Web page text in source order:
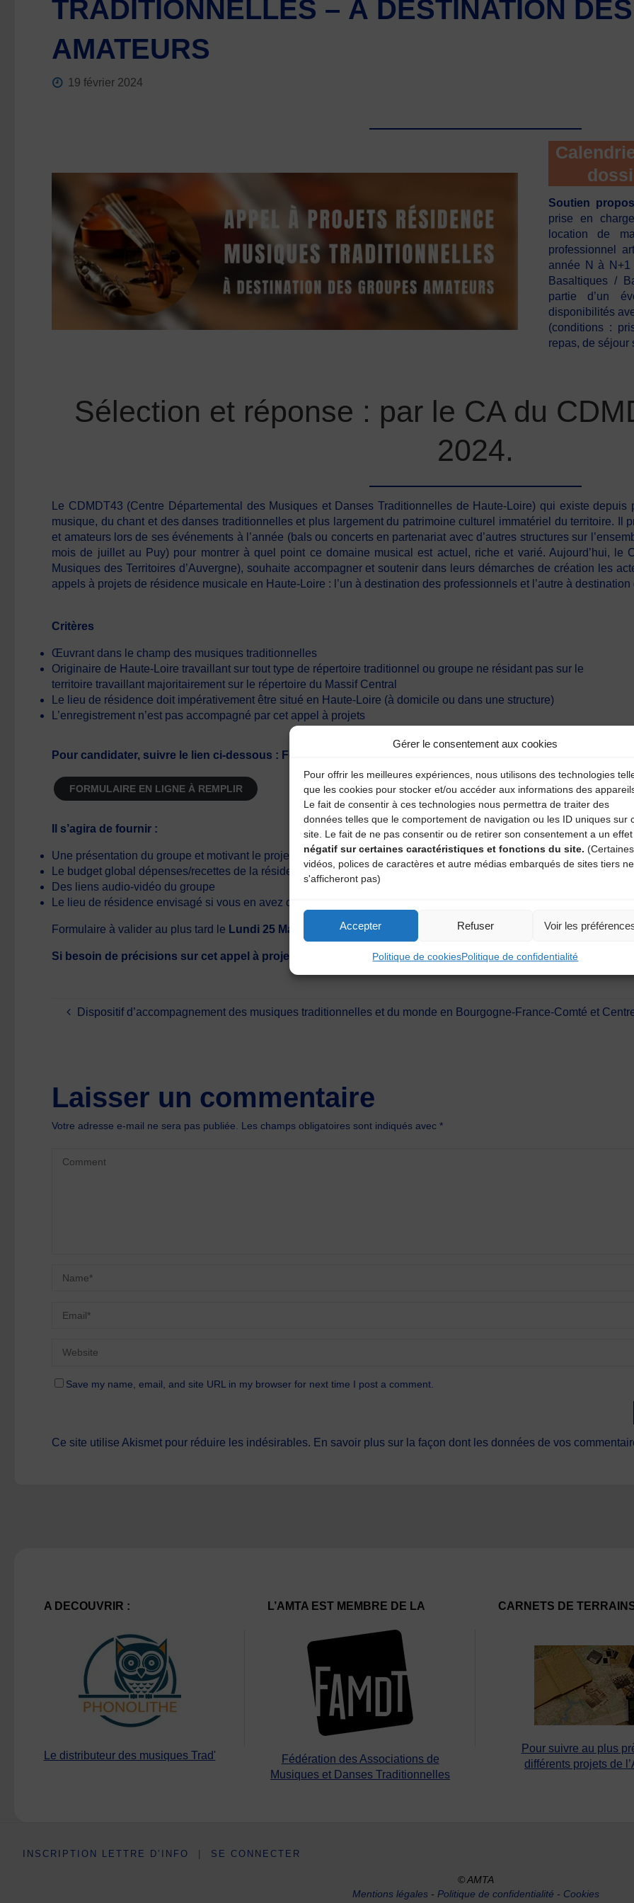
Gérer le consentement aux cookies
Pour offrir les meilleures expériences, nous utilisons des technologies
que les cookies pour stocker et/ou accéder aux informations des
Le fait de consentir à ces technologies nous permettra de traiter des
données telles que le comportement de navigation ou les ID uniques sur
site. Le fait de ne pas consentir ou de retirer son consentement a un effet
négatif sur certaines caractéristiques et fonctions du site. (Certaines
vidéos, polices de caractères et autre médias embarqués de sites tiers ne
s'afficheront pas)
Accepter Refuser Voir les
Politique de cookiesPolitique de confidentialité
TRADITIONNELLES – À DESTINATION
AMATEURS
19 février 2024
Soutien
prise en
location de
professionnel
année N à N+1
Basaltiques /
partie d’un
disponibilités
(conditions :
repas, de séjour
Sélection et réponse : par le CA du
2024.
Le CDMDT43 (Centre Départemental des Musiques et Danses Traditionnelles de Haute-Loire) qui existe
musique, du chant et des danses traditionnelles et plus largement du patrimoine culturel immatériel du territoire. Il
et amateurs lors de ses événements à l’année (bals ou concerts en partenariat avec d’autres structures sur
mois de juillet au Puy) pour montrer à quel point ce domaine musical est actuel, riche et varié. Aujourd’hui, le
Musiques des Territoires d’Auvergne), souhaite accompagner et soutenir dans leurs démarches de création les
appels à projets de résidence musicale en Haute-Loire : l’un à destination des professionnels et l’autre à destination
Critères
Œuvrant dans le champ des musiques traditionnelles
Originaire de Haute-Loire travaillant sur tout type de répertoire traditionnel ou groupe ne résidant pas sur le
territoire travaillant majoritairement sur le répertoire du Massif Central
Le lieu de résidence doit impérativement être situé en Haute-Loire (à domicile ou dans une structure)
L’enregistrement n’est pas accompagné par cet appel à projets
Pour candidater, suivre le lien ci-dessous : Formulaire en ligne à remplir
FORMULAIRE EN LIGNE À REMPLIR
Il s’agira de fournir :
Une présentation du groupe et motivant le projet de résidence
Le budget global dépenses/recettes de la résidence mentionnant l’enveloppe du CDMDT43
Des liens audio-vidéo du groupe
Le lieu de résidence envisagé si vous en avez déjà un
Formulaire à valider au plus tard le Lundi 25 Mars 2024.
Si besoin de précisions sur cet appel à projet, n’hésitez pas à nous contacter par mail à
Dispositif d’accompagnement des musiques traditionnelles et du monde en Bourgogne-France-Comté et
Laisser un commentaire
Votre adresse e-mail ne sera pas publiée. Les champs obligatoires sont indiqués avec*
Save my name, email, and site URL in my browser for next time I post a comment.
Ce site utilise Akismet pour réduire les indésirables. En savoir plus sur la façon dont les données de vos
A DECOUVRIR :
Le distributeur des musiques Trad'
L’AMTA EST MEMBRE DE LA
Fédération des Associations de
Musiques et Danses Traditionnelles
CARNETS DE
Pour suivre au plus
différents projets de
INSCRIPTION LETTRE D’INFO SE CONNECTER
© AMTA
Mentions légales- Politique de confidentialité - Cookies